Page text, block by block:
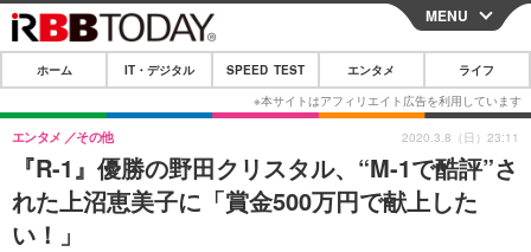
CLOSE
ホーム
IT・デジタル
IT・デジタルTOP スマートフォン
SPEED TEST
エンタメ
MENU
ホーム IT・デジタル SPEED TEST エンタメ ライフ
『R-1』優勝の野田クリスタル、“M-1で酷評”さ
れた上沼恵美子に「賞金500万円で献上した
い！」
エンタメ その他 2020.3.8（日）23:11